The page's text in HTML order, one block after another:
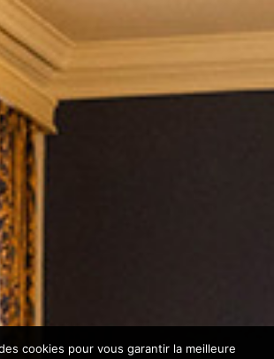
cookies pour vous garantir la meilleure